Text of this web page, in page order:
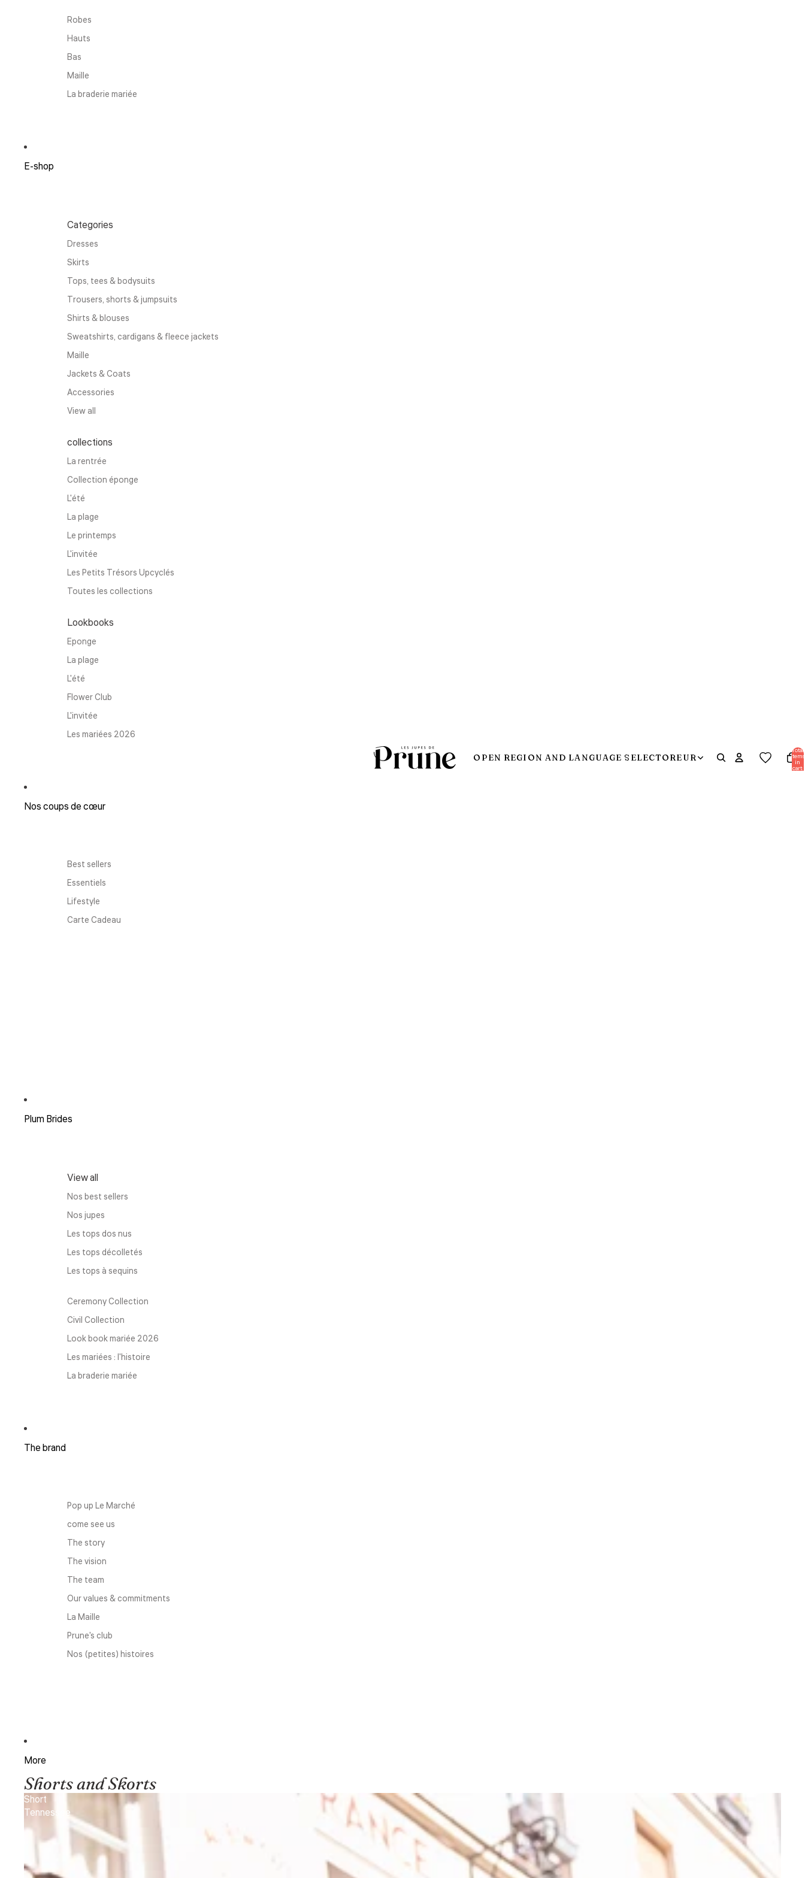
Robes
Hauts
Bas
Maille
La braderie mariée
E-shop
Categories
Dresses
Skirts
Tops, tees & bodysuits
Trousers, shorts & jumpsuits
Shirts & blouses
Sweatshirts, cardigans & fleece jackets
Maille
Jackets & Coats
Accessories
View all
collections
La rentrée
Collection éponge
L'été
La plage
Le printemps
L'invitée
Les Petits Trésors Upcyclés
Toutes les collections
Lookbooks
Eponge
La plage
L'été
Flower Club
L'invitée
Les mariées 2026
Nos coups de cœur
Best sellers
Essentiels
Lifestyle
Carte Cadeau
Plum Brides
View all
Nos best sellers
Nos jupes
Les tops dos nus
Les tops décolletés
Les tops à sequins
Ceremony Collection
Civil Collection
Look book mariée 2026
Les mariées : l'histoire
La braderie mariée
The brand
Pop up Le Marché
come see us
The story
The vision
The team
Our values ​​& commitments
La Maille
Prune's club
Nos (petites) histoires
More
OPEN REGION AND LANGUAGE SELECTOREUR
Total
items
in
cart:
Shorts and Skorts
Short
Tennessee